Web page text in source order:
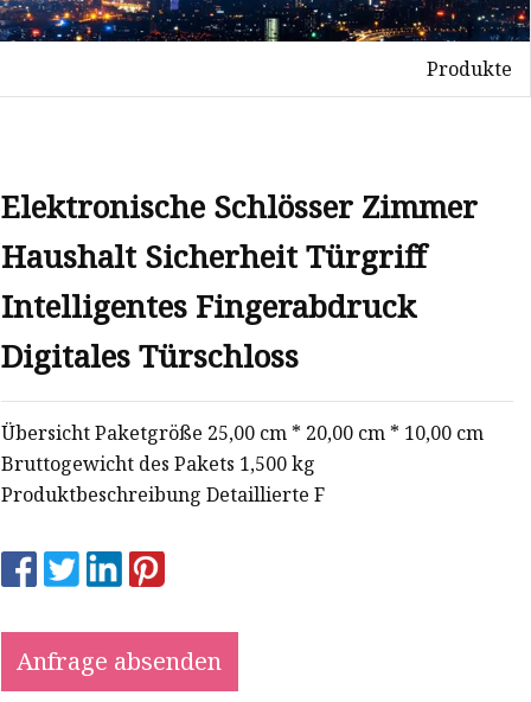
Produkte
Elektronische Schlösser Zimmer
Haushalt Sicherheit Türgriff
Intelligentes Fingerabdruck
Digitales Türschloss
Übersicht Paketgröße 25,00 cm * 20,00 cm * 10,00 cm
Bruttogewicht des Pakets 1,500 kg
Produktbeschreibung Detaillierte F
Anfrage absenden